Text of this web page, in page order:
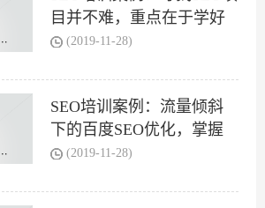
目并不难，重点在于学好
(2019-11-28)
SEO培训案例：流量倾斜
下的百度SEO优化，掌握
移 (2019-11-28)